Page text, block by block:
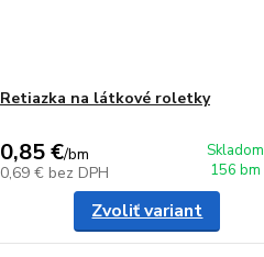
Retiazka na látkové roletky
0,85 €/bm
0,69 € bez DPH
Skladom
156 bm
Zvoliť variant